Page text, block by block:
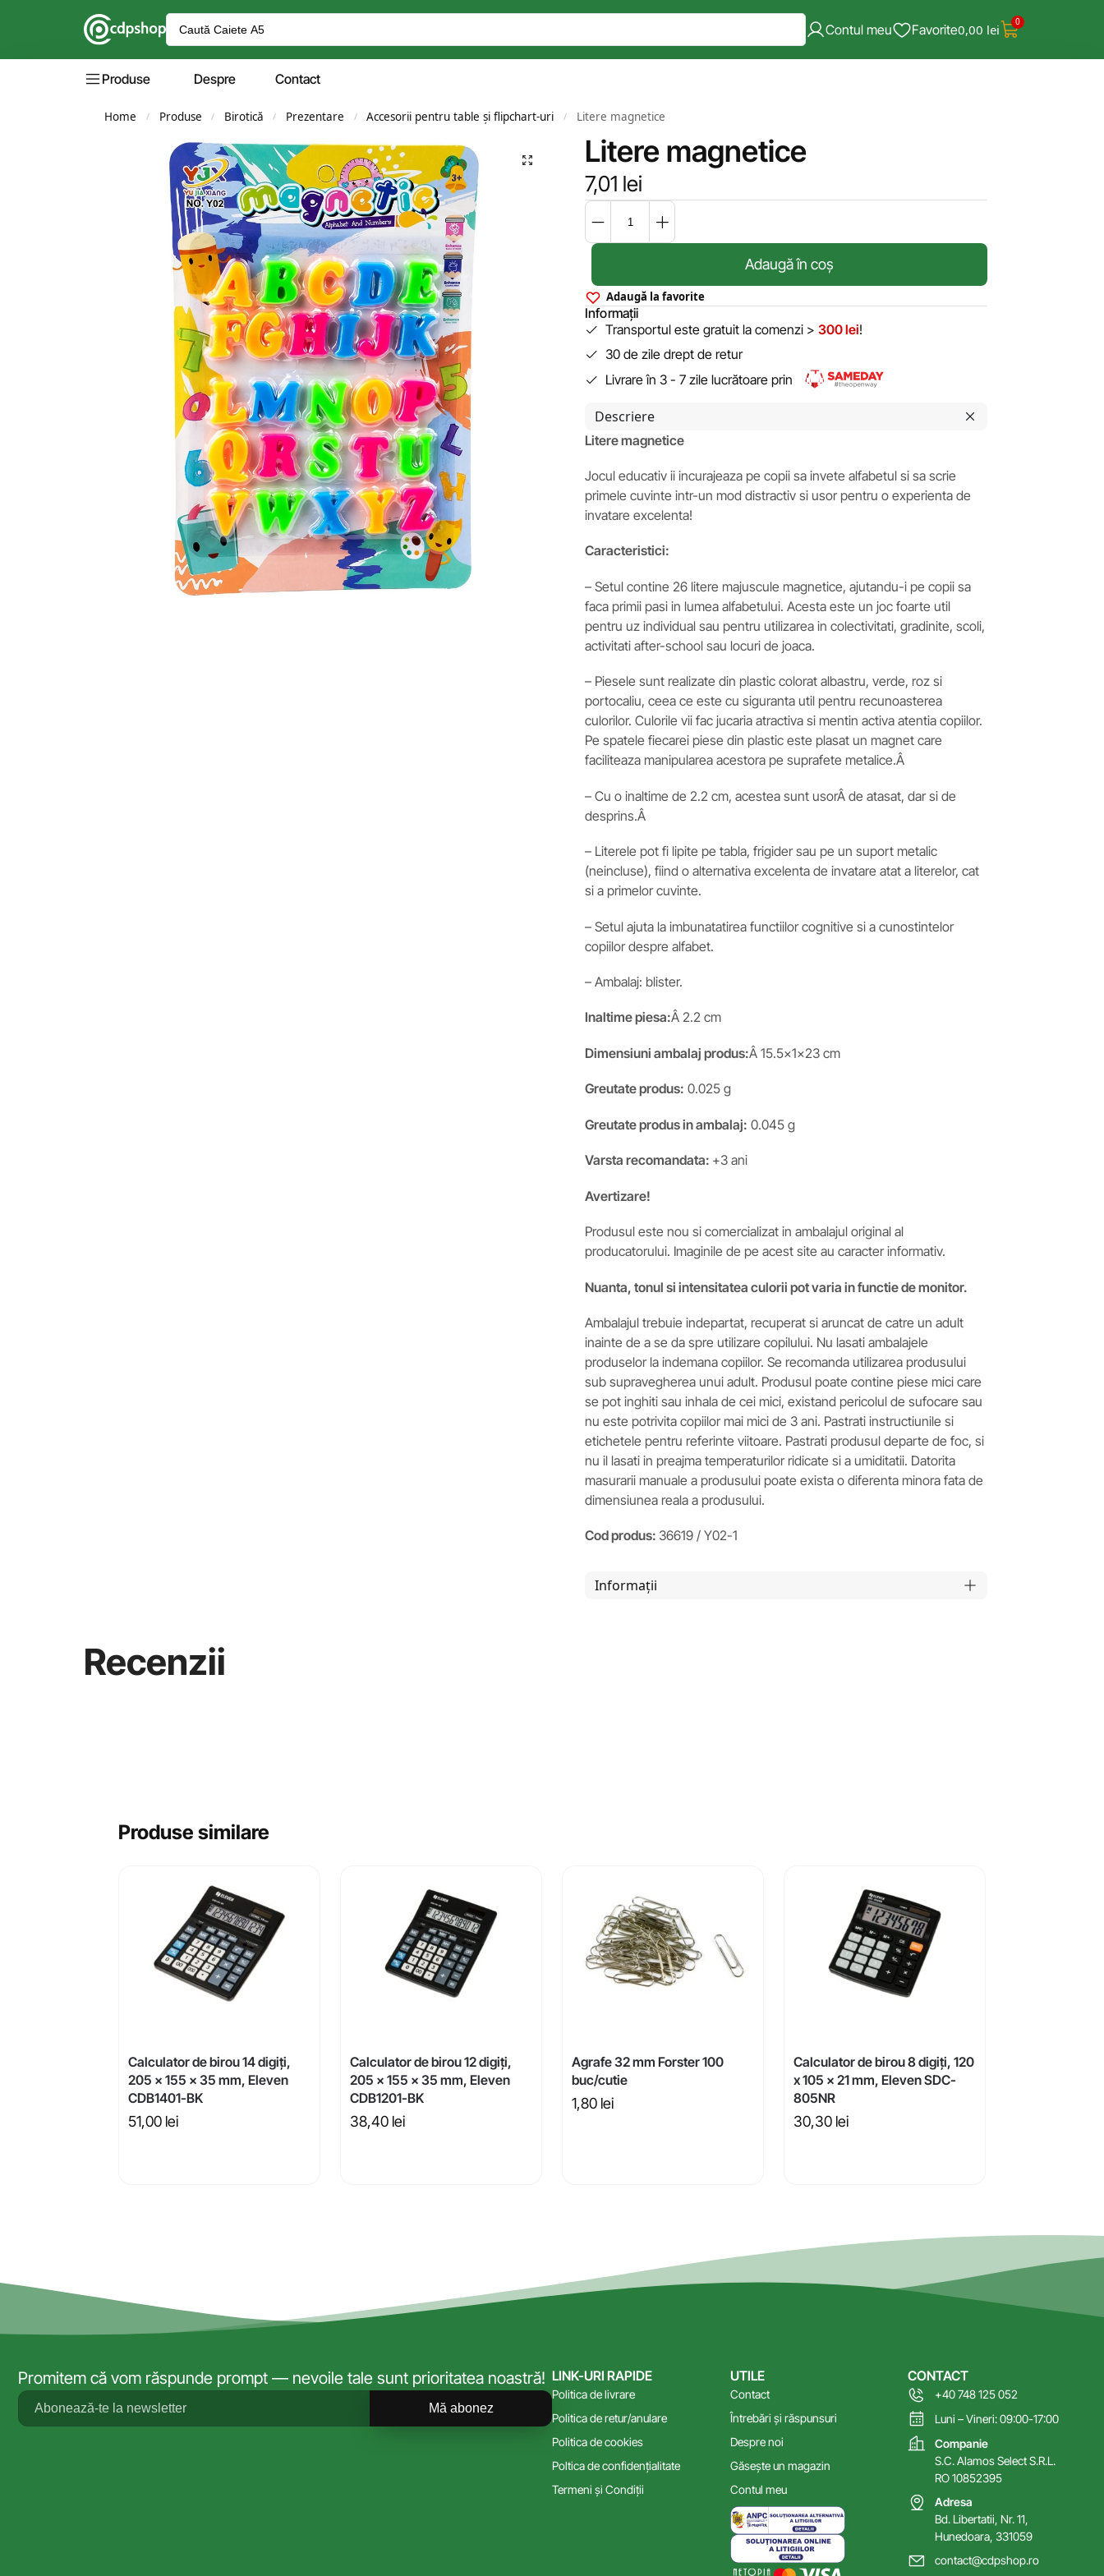
Contul meu Favorite0,00 lei 0
Produse Despre Contact
Home / Produse / Birotică / Prezentare / Accesorii pentru table și flipchart-uri / Litere magnetice
Litere magnetice
7,01 lei
Adaugă în coș
Adaugă la favorite
Informații
Transportul este gratuit la comenzi > 300 lei!
30 de zile drept de retur
Livrare în 3 - 7 zile lucrătoare prin
Descriere
Litere magnetice
Jocul educativ ii incurajeaza pe copii sa invete alfabetul si sa scrie
primele cuvinte intr-un mod distractiv si usor pentru o experienta de
invatare excelenta!
Caracteristici:
– Setul contine 26 litere majuscule magnetice, ajutandu-i pe copii sa
faca primii pasi in lumea alfabetului. Acesta este un joc foarte util
pentru uz individual sau pentru utilizarea in colectivitati, gradinite, scoli,
activitati after-school sau locuri de joaca.
– Piesele sunt realizate din plastic colorat albastru, verde, roz si
portocaliu, ceea ce este cu siguranta util pentru recunoasterea
culorilor. Culorile vii fac jucaria atractiva si mentin activa atentia copiilor.
Pe spatele fiecarei piese din plastic este plasat un magnet care
faciliteaza manipularea acestora pe suprafete metalice.Â
– Cu o inaltime de 2.2 cm, acestea sunt usorÂ de atasat, dar si de
desprins.Â
– Literele pot fi lipite pe tabla, frigider sau pe un suport metalic
(neincluse), fiind o alternativa excelenta de invatare atat a literelor, cat
si a primelor cuvinte.
– Setul ajuta la imbunatatirea functiilor cognitive si a cunostintelor
copiilor despre alfabet.
– Ambalaj: blister.
Inaltime piesa:Â 2.2 cm
Dimensiuni ambalaj produs:Â 15.5x1x23 cm
Greutate produs: 0.025 g
Greutate produs in ambalaj: 0.045 g
Varsta recomandata: +3 ani
Avertizare!
Produsul este nou si comercializat in ambalajul original al
producatorului. Imaginile de pe acest site au caracter informativ.
Nuanta, tonul si intensitatea culorii pot varia in functie de monitor.
Ambalajul trebuie indepartat, recuperat si aruncat de catre un adult
inainte de a se da spre utilizare copilului. Nu lasati ambalajele
produselor la indemana copiilor. Se recomanda utilizarea produsului
sub supravegherea unui adult. Produsul poate contine piese mici care
se pot inghiti sau inhala de cei mici, existand pericolul de sufocare sau
nu este potrivita copiilor mai mici de 3 ani. Pastrati instructiunile si
etichetele pentru referinte viitoare. Pastrati produsul departe de foc, si
nu il lasati in preajma temperaturilor ridicate si a umiditatii. Datorita
masurarii manuale a produsului poate exista o diferenta minora fata de
dimensiunea reala a produsului.
Cod produs: 36619 / Y02-1
Informații
Recenzii
Produse similare
Calculator de birou 14 digiți,
205 x 155 x 35 mm, Eleven
CDB1401-BK
51,00 lei
Calculator de birou 12 digiți,
205 x 155 x 35 mm, Eleven
CDB1201-BK
38,40 lei
Agrafe 32 mm Forster 100
buc/cutie
1,80 lei
Calculator de birou 8 digiți, 120
x 105 x 21 mm, Eleven SDC-
805NR
30,30 lei
Promitem că vom răspunde prompt — nevoile tale sunt prioritatea noastră!
Mă abonez
LINK-URI RAPIDE
Politica de livrare
Politica de retur/anulare
Politica de cookies
Poltica de confidențialitate
Termeni și Condiții
UTILE
Contact
Întrebări și răspunsuri
Despre noi
Găsește un magazin
Contul meu
CONTACT
+40 748 125 052
Luni – Vineri: 09:00-17:00
Companie
S.C. Alamos Select S.R.L.
RO 10852395
Adresa
Bd. Libertatii, Nr. 11,
Hunedoara, 331059
contact@cdpshop.ro